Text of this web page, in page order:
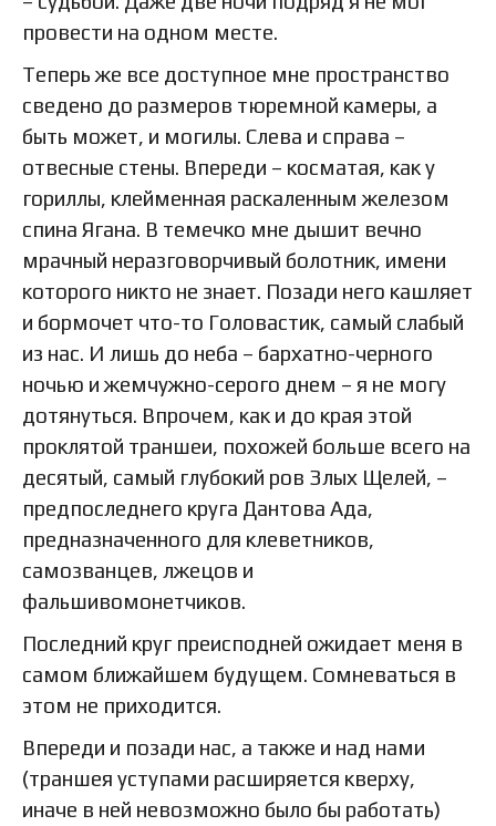
провести на одном месте.
Теперь же все доступное мне пространство
сведено до размеров тюремной камеры, а
быть может, и могилы. Слева и справа –
отвесные стены. Впереди – косматая, как у
гориллы, клейменная раскаленным железом
спина Ягана. В темечко мне дышит вечно
мрачный неразговорчивый болотник, имени
которого никто не знает. Позади него кашляет
и бормочет что-то Головастик, самый слабый
из нас. И лишь до неба – бархатно-черного
ночью и жемчужно-серого днем – я не могу
дотянуться. Впрочем, как и до края этой
проклятой траншеи, похожей больше всего на
десятый, самый глубокий ров Злых Щелей, –
предпоследнего круга Дантова Ада,
предназначенного для клеветников,
самозванцев, лжецов и
фальшивомонетчиков.
Последний круг преисподней ожидает меня в
самом ближайшем будущем. Сомневаться в
этом не приходится.
Впереди и позади нас, а также и над нами
(траншея уступами расширяется кверху,
иначе в ней невозможно было бы работать)